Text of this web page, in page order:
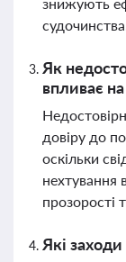
Як
впливає
довіру до
оскільки
нехтування
прозорості
Які